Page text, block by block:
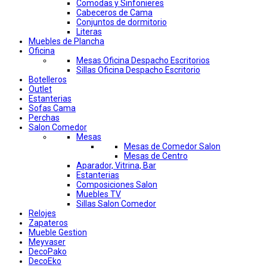
Comodas y Sinfonieres
Cabeceros de Cama
Conjuntos de dormitorio
Literas
Muebles de Plancha
Oficina
Mesas Oficina Despacho Escritorios
Sillas Oficina Despacho Escritorio
Botelleros
Outlet
Estanterias
Sofas Cama
Perchas
Salon Comedor
Mesas
Mesas de Comedor Salon
Mesas de Centro
Aparador, Vitrina, Bar
Estanterias
Composiciones Salon
Muebles TV
Sillas Salon Comedor
Relojes
Zapateros
Mueble Gestion
Meyvaser
DecoPako
DecoEko